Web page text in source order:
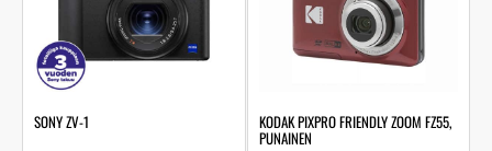
SONY ZV-1 KODAK PIXPRO FRIENDLY ZOOM FZ55,
PUNAINEN